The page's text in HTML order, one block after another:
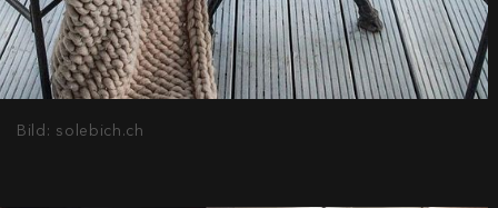
Bild: solebich.ch